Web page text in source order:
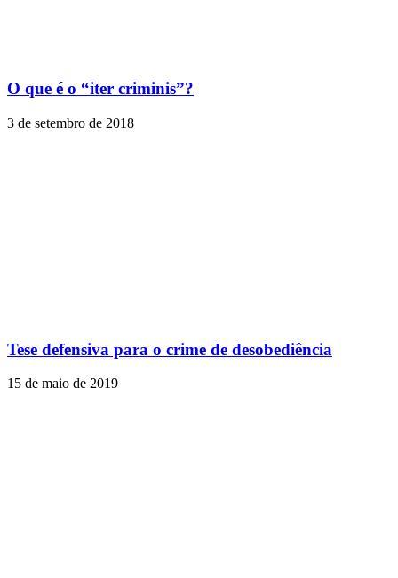
O que é o “iter criminis”?
3 de setembro de 2018
Tese defensiva para o crime de desobediência
15 de maio de 2019